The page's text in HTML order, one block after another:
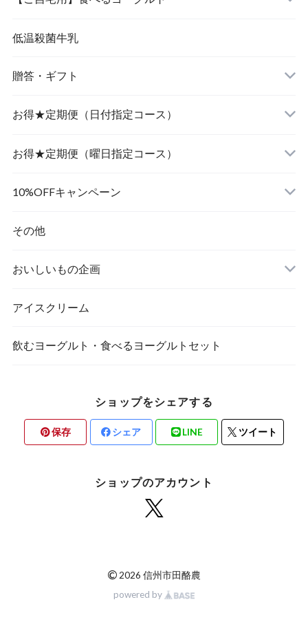
低温殺菌牛乳
贈答・ギフト
飲むヨーグルト
食べるヨーグルト
お得★定期便（日付指定コース）
飲むヨーグルト
食べるヨーグルト
お得★定期便（曜日指定コース）
飲むヨーグルト
食べるヨーグルト
10%OFFキャンペーン
その他
おいしいもの企画
アイスクリーム
飲むヨーグルト・食べるヨーグルトセット
ショップをシェアする
保存 シェア LINE ツイート
ショップのアカウント
© 2026 信州市田酪農
powered by